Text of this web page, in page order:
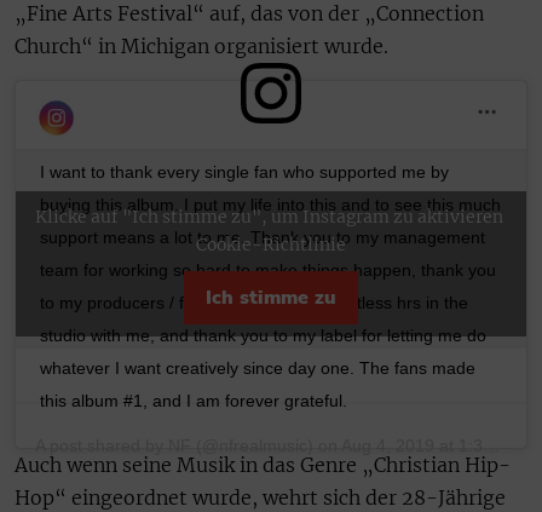
„Fine Arts Festival“ auf, das von der „Connection
Church“ in Michigan organisiert wurde.
I want to thank every single fan who supported me by
buying this album. I put my life into this and to see this much
support means a lot to me. Thank you to my management
team for working so hard to make things happen, thank you
to my producers / friends who spent countless hrs in the
studio with me, and thank you to my label for letting me do
whatever I want creatively since day one. The fans made
this album #1, and I am forever grateful.
Klicke auf "Ich stimme zu", um Instagram zu aktivieren
Cookie-Richtlinie
Ich stimme zu
Auch wenn seine Musik in das Genre „Christian Hip-
Hop“ eingeordnet wurde, wehrt sich der 28-Jährige